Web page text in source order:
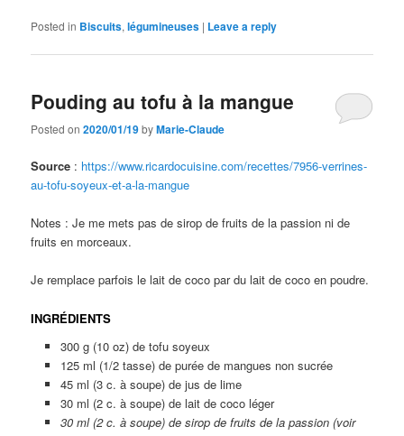
Posted in Biscuits,légumineuses | Leave a reply
Pouding au tofu à la mangue
Posted on2020/01/19byMarie-Claude
Source : https://www.ricardocuisine.com/recettes/7956-verrines-
au-tofu-soyeux-et-a-la-mangue
Notes : Je me mets pas de sirop de fruits de la passion ni de
fruits en morceaux.
Je remplace parfois le lait de coco par du lait de coco en poudre.
INGRÉDIENTS
300 g (10 oz) de tofu soyeux
125 ml (1/2 tasse) de purée de mangues non sucrée
45 ml (3 c. à soupe) de jus de lime
30 ml (2 c. à soupe) de lait de coco léger
30 ml (2 c. à soupe) de sirop de fruits de la passion (voir